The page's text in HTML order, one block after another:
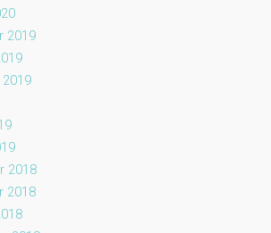
2019
2018
2018